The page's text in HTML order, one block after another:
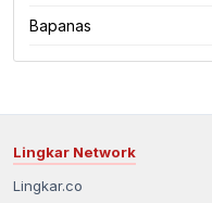
Bapanas
Lingkar Network
Lingkar.co